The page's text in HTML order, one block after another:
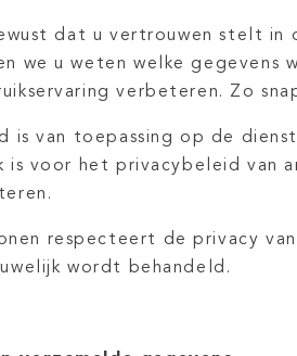
dat u vertrouwen stelt in
we u weten welke gegevens
verbeteren. Zo
is van toepassing op de
is voor het privacybeleid van
respecteert de privacy
wordt behandeld.